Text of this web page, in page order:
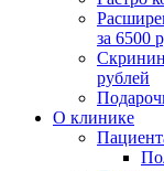
за 6500
рублей
О клинике